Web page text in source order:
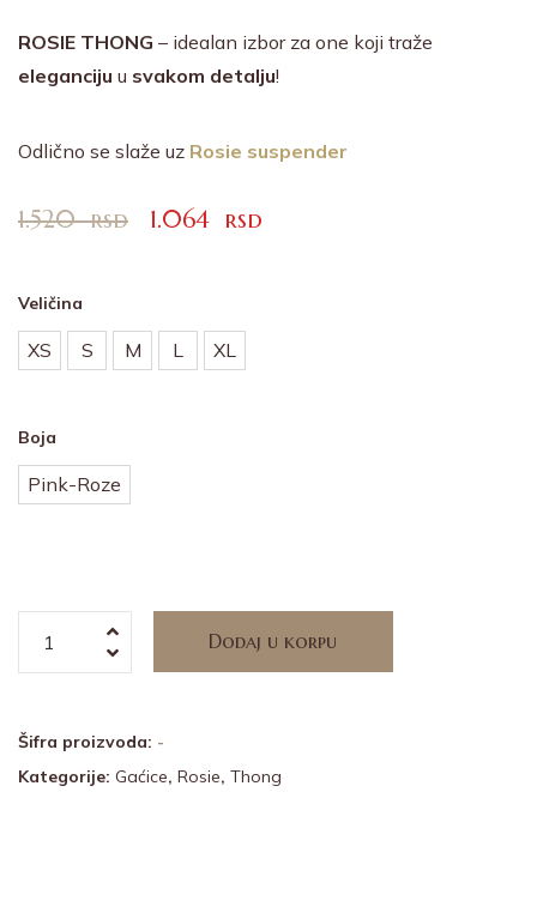
ROSIE THONG – idealan izbor za one koji traže
eleganciju u svakom detalju!
Odlično se slaže uz Rosie suspender
1.520rsd 1.064 rsd
Veličina
XS S M L XL
Boja
Pink-Roze
Dodaj u korpu
Šifra proizvoda: -
Kategorije: Gaćice, Rosie, Thong